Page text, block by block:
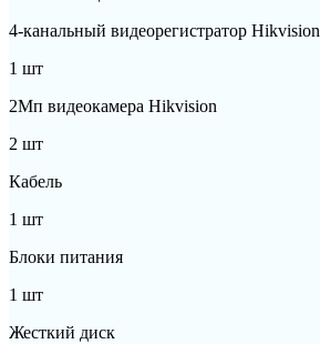
4-канальный видеорегистратор Hikvision
1 шт
2Мп видеокамера Hikvision
2 шт
Кабель
1 шт
Блоки питания
1 шт
Жесткий диск